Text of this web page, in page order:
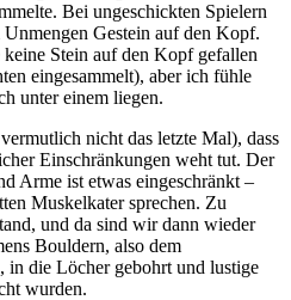
Bei ungeschickten Spielern
Gestein auf den Kopf.
Stein auf den Kopf gefallen
eingesammelt), aber ich fühle
unter einem liegen.
nicht das letzte Mal), dass
Einschränkungen weht tut. Der
Arme ist etwas eingeschränkt –
Muskelkater sprechen. Zu
und da sind wir dann wieder
Bouldern, also dem
in die Löcher gebohrt und lustige
wurden.